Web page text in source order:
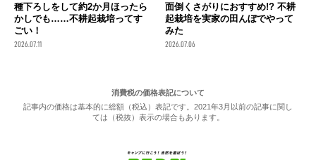
種下ろしをして約2か月ほったら
かしでも……不耕起栽培ってす
ごい！
2026.07.11
面倒くさがりにおすすめ!? 不耕
起栽培を実家の田んぼでやって
みた
2026.07.06
消費税の価格表記について
記事内の価格は基本的に総額（税込）表記です。2021年3月以前の記事に関し
ては（税抜）表示の場合もあります。